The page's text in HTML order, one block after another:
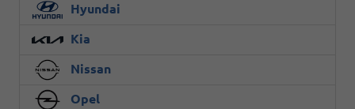
Hyundai
Kia
Nissan
Opel